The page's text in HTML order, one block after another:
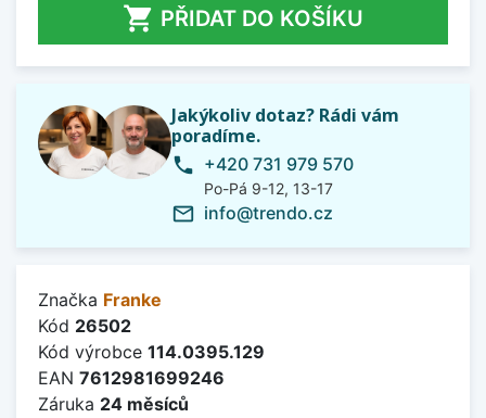
 PŘIDAT DO KOŠÍKU
Jakýkoliv dotaz? Rádi vám
poradíme.
phone +420 731 979 570
Po-Pá 9-12, 13-17
mail_outline info@trendo.cz
Značka Franke
Kód 26502
Kód výrobce 114.0395.129
EAN 7612981699246
Záruka 24 měsíců